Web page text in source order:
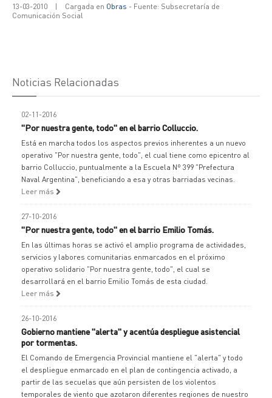
13-03-2010 | Cargada en Obras - Fuente: Subsecretaría de
Comunicación Social
Noticias Relacionadas
02-11-2016
"Por nuestra gente, todo" en el barrio Colluccio.
Está en marcha todos los aspectos previos inherentes a un nuevo
operativo "Por nuestra gente, todo", el cual tiene como epicentro al
barrio Colluccio, puntualmente a la Escuela Nº 399 "Prefectura
Naval Argentina", beneficiando a esa y otras barriadas vecinas.
Leer más
27-10-2016
"Por nuestra gente, todo" en el barrio Emilio Tomás.
En las últimas horas se activó el amplio programa de actividades,
servicios y labores comunitarias enmarcados en el próximo
operativo solidario "Por nuestra gente, todo", el cual se
desarrollará en el barrio Emilio Tomás de esta ciudad.
Leer más
26-10-2016
Gobierno mantiene "alerta" y acentúa despliegue asistencial
por tormentas.
El Comando de Emergencia Provincial mantiene el "alerta" y todo
el despliegue enmarcado en el plan de contingencia activado, a
partir de las secuelas que aún persisten de los violentos
temporales de viento que azotaron diferentes regiones de nuestro